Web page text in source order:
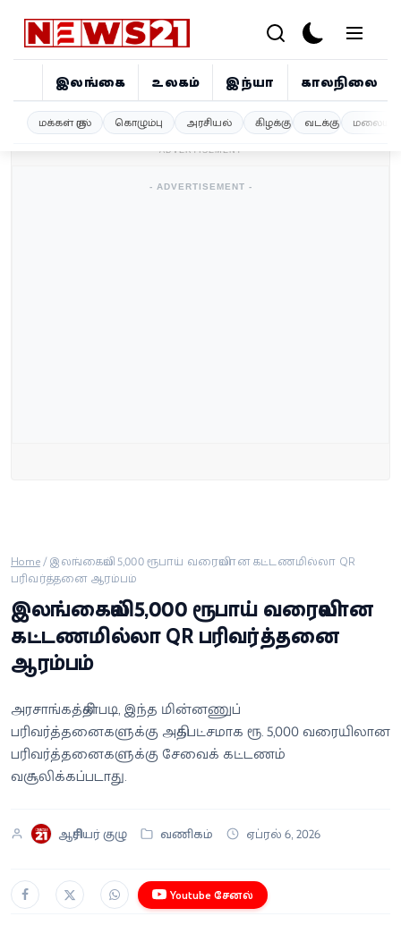
இலங்கை உலகம் இந்தியா காலநிலை
மக்கள் குரல் கொழும்பு அரசியல் கிழக்கு வடக்கு
இலங்கை
வெப்ஸ்டோரி
தமிழ்
- ADVERTISEMENT -
- ADVERTISEMENT -
Home/இலங்கையில் 5,000 ரூபாய் வரையிலான கட்டணமில்லா QR
பரிவர்த்தனை ஆரம்பம்
இலங்கையில் 5,000 ரூபாய் வரையிலான
கட்டணமில்லா QR பரிவர்த்தனை
ஆரம்பம்
அரசாங்கத்தின்படி, இந்த மின்னணுப்
பரிவர்த்தனைகளுக்கு அதிகபட்சமாக ரூ. 5,000 வரையிலான
பரிவர்த்தனைகளுக்கு சேவைக் கட்டணம்
வசூலிக்கப்படாது.
ஆசிரியர் குழு வணிகம் ஏப்ரல் 6, 2026
Youtube சேனல்